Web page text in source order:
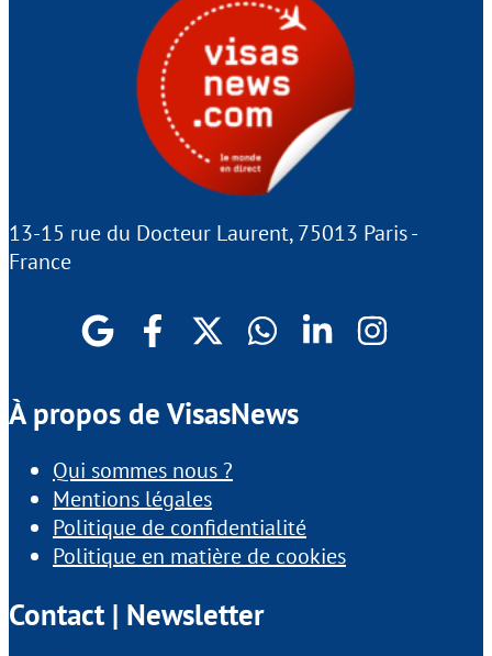
13-15 rue du Docteur Laurent, 75013 Paris -
France
À propos de VisasNews
Qui sommes nous ?
Mentions légales
Politique de confidentialité
Politique en matière de cookies
Contact | Newsletter